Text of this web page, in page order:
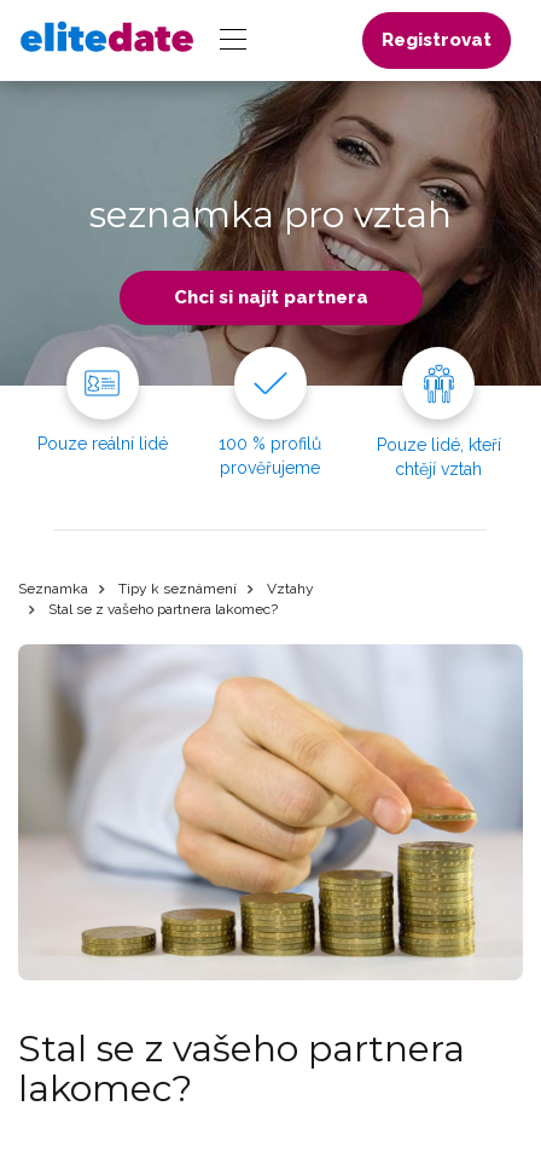
Registrovat
seznamka pro vztah
Chci si najít partnera
Pouze reální lidé
100 % profilů
prověřujeme
Pouze lidé, kteří
chtějí vztah
Seznamka Tipy k seznámení
Vztahy
Stal se z vašeho partnera lakomec?
Stal se z vašeho partnera
lakomec?